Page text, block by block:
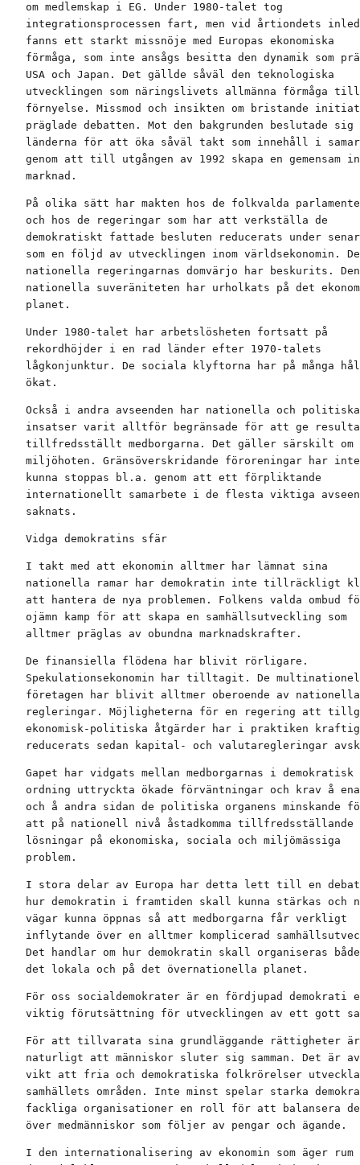
om medlemskap i EG. Under 1980-talet tog
integrationsprocessen fart, men vid årtiondets
fanns ett starkt missnöje med Europas ekonomiska
förmåga, som inte ansågs besitta den dynamik som
USA och Japan. Det gällde såväl den teknologiska
utvecklingen som näringslivets allmänna förmåga till
förnyelse. Missmod och insikten om bristande
präglade debatten. Mot den bakgrunden beslutade sig
länderna för att öka såväl takt som innehåll i
genom att till utgången av 1992 skapa en gemensam
marknad.
På olika sätt har makten hos de folkvalda
och hos de regeringar som har att verkställa de
demokratiskt fattade besluten reducerats under
som en följd av utvecklingen inom världsekonomin. De
nationella regeringarnas domvärjo har beskurits. Den
nationella suveräniteten har urholkats på det
planet.
Under 1980-talet har arbetslösheten fortsatt på
rekordhöjder i en rad länder efter 1970-talets
lågkonjunktur. De sociala klyftorna har på många
ökat.
Också i andra avseenden har nationella och politiska
insatser varit alltför begränsade för att ge
tillfredsställt medborgarna. Det gäller särskilt om
miljöhoten. Gränsöverskridande föroreningar har inte
kunna stoppas bl.a. genom att ett förpliktande
internationellt samarbete i de flesta viktiga
saknats.
Vidga demokratins sfär
I takt med att ekonomin alltmer har lämnat sina
nationella ramar har demokratin inte tillräckligt
att hantera de nya problemen. Folkens valda ombud
ojämn kamp för att skapa en samhällsutveckling som
alltmer präglas av obundna marknadskrafter.
De finansiella flödena har blivit rörligare.
Spekulationsekonomin har tilltagit. De
företagen har blivit alltmer oberoende av nationella
regleringar. Möjligheterna för en regering att
ekonomisk-politiska åtgärder har i praktiken
reducerats sedan kapital- och valutaregleringar
Gapet har vidgats mellan medborgarnas i demokratisk
ordning uttryckta ökade förväntningar och krav å
och å andra sidan de politiska organens minskande
att på nationell nivå åstadkomma tillfredsställande
lösningar på ekonomiska, sociala och miljömässiga
problem.
I stora delar av Europa har detta lett till en
hur demokratin i framtiden skall kunna stärkas och
vägar kunna öppnas så att medborgarna får verkligt
inflytande över en alltmer komplicerad
Det handlar om hur demokratin skall organiseras
det lokala och på det övernationella planet.
För oss socialdemokrater är en fördjupad demokrati
viktig förutsättning för utvecklingen av ett gott
För att tillvarata sina grundläggande rättigheter
naturligt att människor sluter sig samman. Det är
vikt att fria och demokratiska folkrörelser
samhällets områden. Inte minst spelar starka
fackliga organisationer en roll för att balansera
över medmänniskor som följer av pengar och ägande.
I den internationalisering av ekonomin som äger rum